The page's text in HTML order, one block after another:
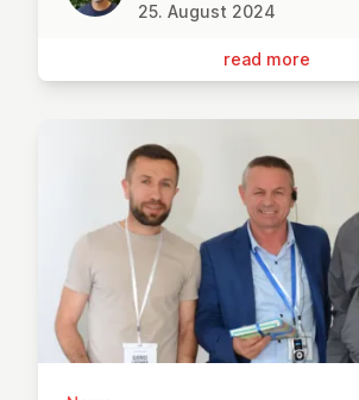
25. August 2024
read more